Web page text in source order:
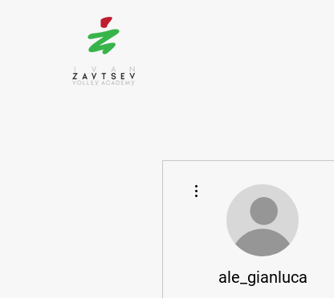
ale_gianluca